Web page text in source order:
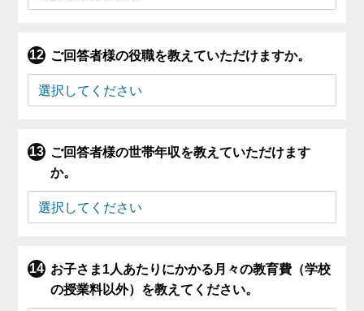
ご回答者様の役職を教えていただけますか。
ご回答者様の世帯年収を教えていただけます
か。
お子さま1人あたりにかかる月々の教育費（学校
の授業料以外）を教えてください。